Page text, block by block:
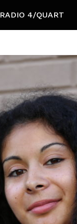
RADIO 4/QUART